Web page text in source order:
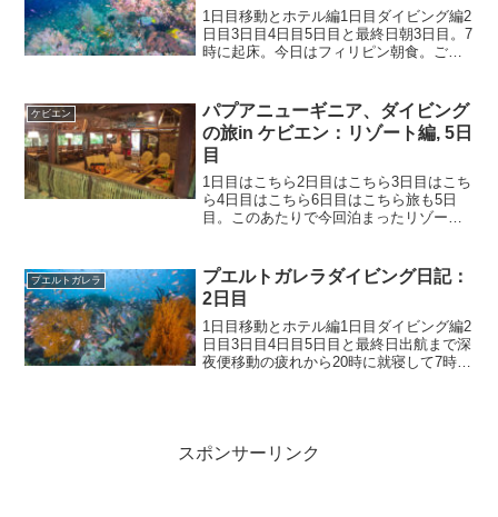
1日目移動とホテル編1日目ダイビング編2
日目3日目4日目5日目と最終日朝3日目。7
時に起床。今日はフィリピン朝食。ご
でワイドレンズの設定だ。今日は楽しみ
にしていたポイン...
ケビエン
パプアニューギニア、ダイビング
の旅in ケビエン：リゾート編, 5日
目
1日目はこちら2日目はこちら3日目はこち
ら4日目はこちら6日目はこちら旅も5日
目。このあたりで今回泊まったリゾート
回泊まったリゾートは、ケビエ...
プエルトガレラ
プエルトガレラダイビング日記：
2日目
1日目移動とホテル編1日目ダイビング編2
日目3日目4日目5日目と最終日出航まで深
夜便移動の疲れから20時に就寝して7時に
スポンサーリンク